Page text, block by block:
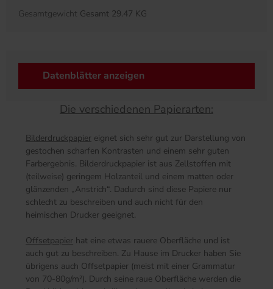
Gesamtgewicht Gesamt 29.47 KG
Datenblätter anzeigen
Die verschiedenen Papierarten:
Bilderdruckpapier eignet sich sehr gut zur Darstellung von
gestochen scharfen Kontrasten und einem sehr guten
Farbergebnis. Bilderdruckpapier ist aus Zellstoffen mit
(teilweise) geringem Holzanteil und einem matten oder
glänzenden „Anstrich“. Dadurch sind diese Papiere nur
schlecht zu beschreiben und auch nicht für den
heimischen Drucker geeignet.
Offsetpapier hat eine etwas rauere Oberfläche und ist
auch gut zu beschreiben. Zu Hause im Drucker haben Sie
übrigens auch Offsetpapier (meist mit einer Grammatur
von 70-80g/m²). Durch seine raue Oberfläche werden die